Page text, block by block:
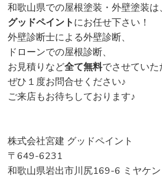
和歌山県での屋根塗装・外壁塗装は、
グッドペイントにお任せ下さい！
外壁診断士による外壁診断、
ドローンでの屋根診断、
お見積りなど全て無料でさせていた
ぜひ１度お問合せください♪
ご来店もお待ちしております♪
株式会社宮建 グッドペイント
〒649-6231
和歌山県岩出市川尻169-6 ミヤケ